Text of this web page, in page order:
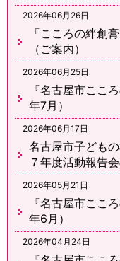
2026年06月26日
「こころの絆創
（ご案内）
2026年06月25日
『名古屋市ここ
年7月）
2026年06月17日
名古屋市子ども
７年度活動報告
2026年05月21日
『名古屋市ここ
年6月）
2026年04月24日